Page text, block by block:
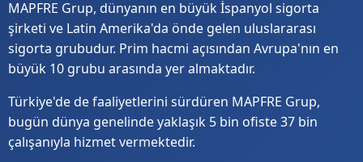
MAPFRE Grup, dünyanın en büyük İspanyol sigorta
şirketi ve Latin Amerika'da önde gelen uluslararası
sigorta grubudur. Prim hacmi açısından Avrupa'nın en
büyük 10 grubu arasında yer almaktadır.
Türkiye'de de faaliyetlerini sürdüren MAPFRE Grup,
bugün dünya genelinde yaklaşık 5 bin ofiste 37 bin
çalışanıyla hizmet vermektedir.